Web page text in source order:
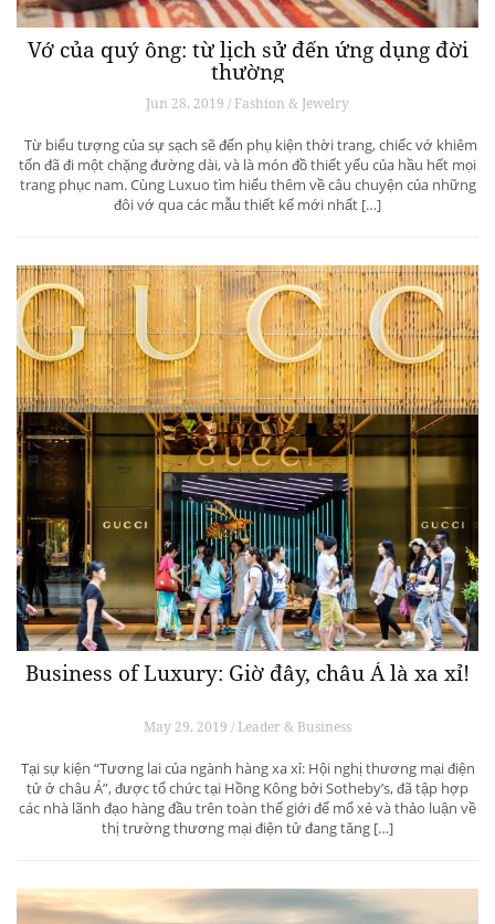
Vớ của quý ông: từ lịch sử đến ứng dụng đời
thường
Jun 28, 2019 / Fashion & Jewelry
Từ biểu tượng của sự sạch sẽ đến phụ kiện thời trang, chiếc vớ khiêm
tốn đã đi một chặng đường dài, và là món đồ thiết yếu của hầu hết mọi
trang phục nam. Cùng Luxuo tìm hiểu thêm về câu chuyện của những
đôi vớ qua các mẫu thiết kế mới nhất […]
Business of Luxury: Giờ đây, châu Á là xa xỉ!
May 29, 2019 / Leader & Business
Tại sự kiện “Tương lai của ngành hàng xa xỉ: Hội nghị thương mại điện
tử ở châu Á”, được tổ chức tại Hồng Kông bởi Sotheby’s, đã tập hợp
các nhà lãnh đạo hàng đầu trên toàn thế giới để mổ xẻ và thảo luận về
thị trường thương mại điện tử đang tăng […]